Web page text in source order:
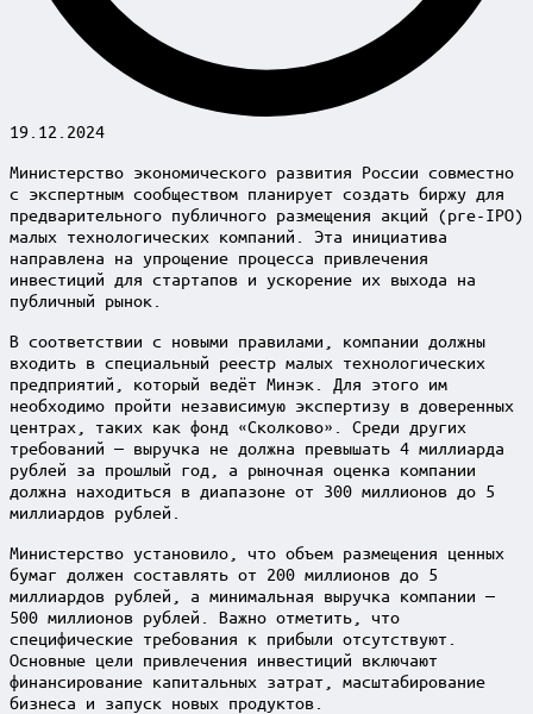
19.12.2024
Министерство экономического развития России совместно
с экспертным сообществом планирует создать биржу для
предварительного публичного размещения акций (pre-IPO)
малых технологических компаний. Эта инициатива
направлена на упрощение процесса привлечения
инвестиций для стартапов и ускорение их выхода на
публичный рынок.
В соответствии с новыми правилами, компании должны
входить в специальный реестр малых технологических
предприятий, который ведёт Минэк. Для этого им
необходимо пройти независимую экспертизу в доверенных
центрах, таких как фонд «Сколково». Среди других
требований — выручка не должна превышать 4 миллиарда
рублей за прошлый год, а рыночная оценка компании
должна находиться в диапазоне от 300 миллионов до 5
миллиардов рублей.
Министерство установило, что объем размещения ценных
бумаг должен составлять от 200 миллионов до 5
миллиардов рублей, а минимальная выручка компании —
500 миллионов рублей. Важно отметить, что
специфические требования к прибыли отсутствуют.
Основные цели привлечения инвестиций включают
финансирование капитальных затрат, масштабирование
бизнеса и запуск новых продуктов.